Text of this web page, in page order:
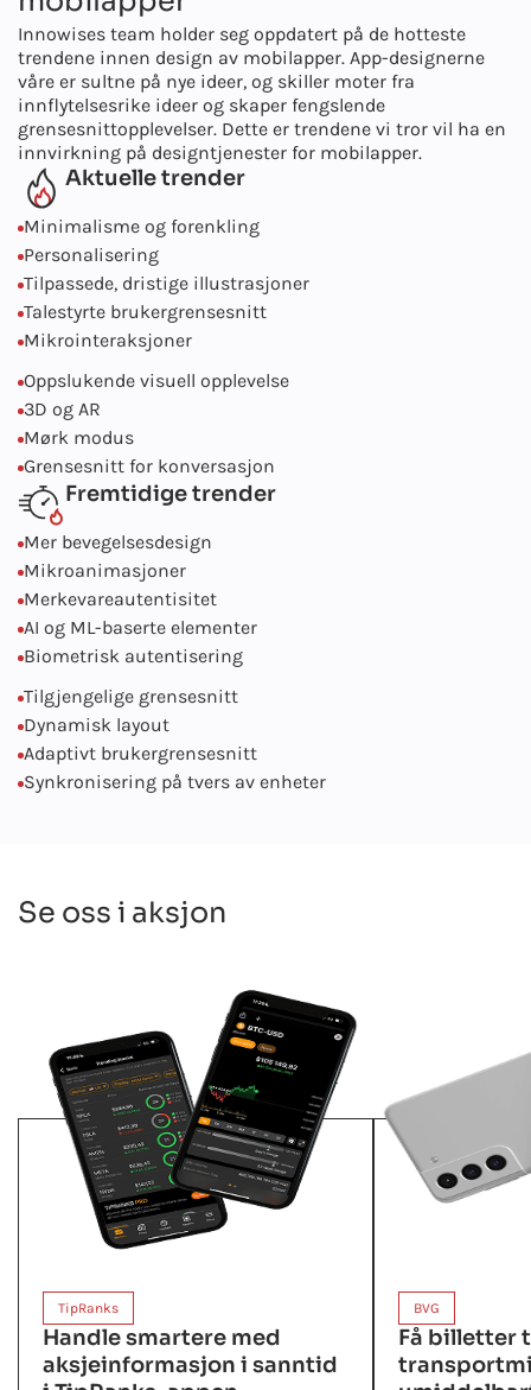
Innowises team holder seg oppdatert på de hotteste
trendene innen design av mobilapper. App-designerne
våre er sultne på nye ideer, og skiller moter fra
innflytelsesrike ideer og skaper fengslende
grensesnittopplevelser. Dette er trendene vi tror vil ha en
innvirkning på designtjenester for mobilapper.
Aktuelle trender
Minimalisme og forenkling
Personalisering
Tilpassede, dristige illustrasjoner
Talestyrte brukergrensesnitt
Mikrointeraksjoner
Oppslukende visuell opplevelse
3D og AR
Mørk modus
Grensesnitt for konversasjon
Fremtidige trender
Mer bevegelsesdesign
Mikroanimasjoner
Merkevareautentisitet
AI og ML-baserte elementer
Biometrisk autentisering
Tilgjengelige grensesnitt
Dynamisk layout
Adaptivt brukergrensesnitt
Synkronisering på tvers av enheter
Se oss i aksjon
TipRanks
Handle smartere med
aksjeinformasjon i sanntid
BVG
Få billetter